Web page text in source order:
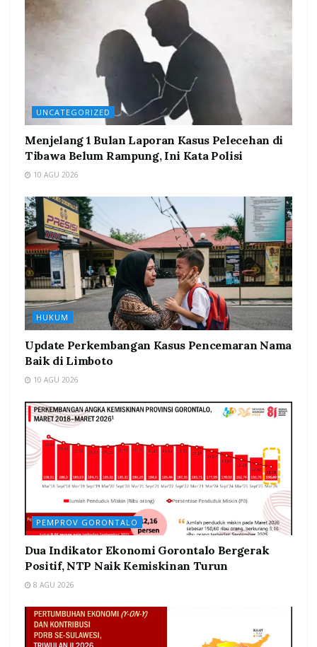
UNCATEGORIZED
Menjelang 1 Bulan Laporan Kasus Pelecehan di
Tibawa Belum Rampung, Ini Kata Polisi
10 AGU 2026
HUKUM
Update Perkembangan Kasus Pencemaran Nama
Baik di Limboto
10 AGU 2026
PEMPROV GORONTALO
Dua Indikator Ekonomi Gorontalo Bergerak
Positif, NTP Naik Kemiskinan Turun
8 AGU 2026